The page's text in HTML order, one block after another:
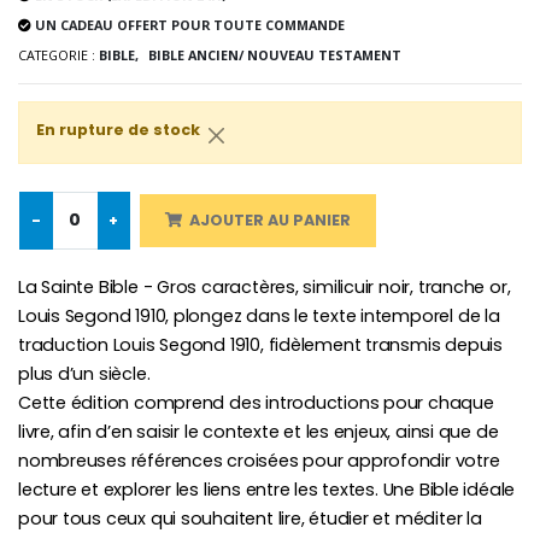
Bougie Neuvaine pour une Guérison - 17.5cm
€4.90 €23.00
UN CADEAU OFFERT POUR TOUTE COMMANDE
CATEGORIE : BIBLE, BIBLE ANCIEN/ NOUVEAU TESTAMENT
En rupture de stock
- + AJOUTER AU PANIER
La Sainte Bible - Gros caractères, similicuir noir, tranche or,
Louis Segond 1910, plongez dans le texte intemporel de la
traduction Louis Segond 1910, fidèlement transmis depuis
plus d’un siècle.
Cette édition comprend des introductions pour chaque
livre, afin d’en saisir le contexte et les enjeux, ainsi que de
nombreuses références croisées pour approfondir votre
lecture et explorer les liens entre les textes. Une Bible idéale
pour tous ceux qui souhaitent lire, étudier et méditer la